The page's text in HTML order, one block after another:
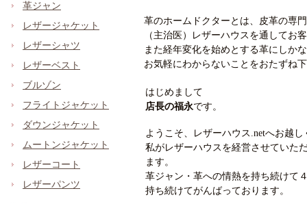
革ジャン
レザージャケット
レザーシャツ
レザーベスト
ブルゾン
フライトジャケット
ダウンジャケット
ムートンジャケット
レザーコート
レザーパンツ
革のホームドクターとは、皮革の専
（主治医）レザーハウスを通してお
また経年変化を始めとする革にしか
お気軽にわからないことをおたずね
はじめまして
店長の福永です。
ようこそ、レザーハウス.netへお越
私がレザーハウスを経営させていた
ます。
革ジャン・革への情熱を持ち続けて
持ち続けてがんばっております。